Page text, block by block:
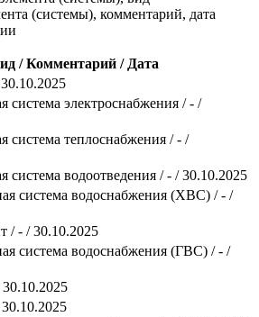
(системы), комментарий, дата
/ Комментарий / Дата
система электроснабжения / - /
система теплоснабжения / - /
система водоотведения / - / 30.10.2025
система водоснабжения (ХВС) / - /
/ - / 30.10.2025
система водоснабжения (ГВС) / - /